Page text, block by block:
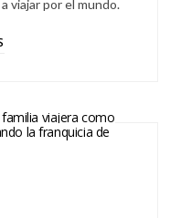
viajar por el mundo.
viajera como
la franquicia de